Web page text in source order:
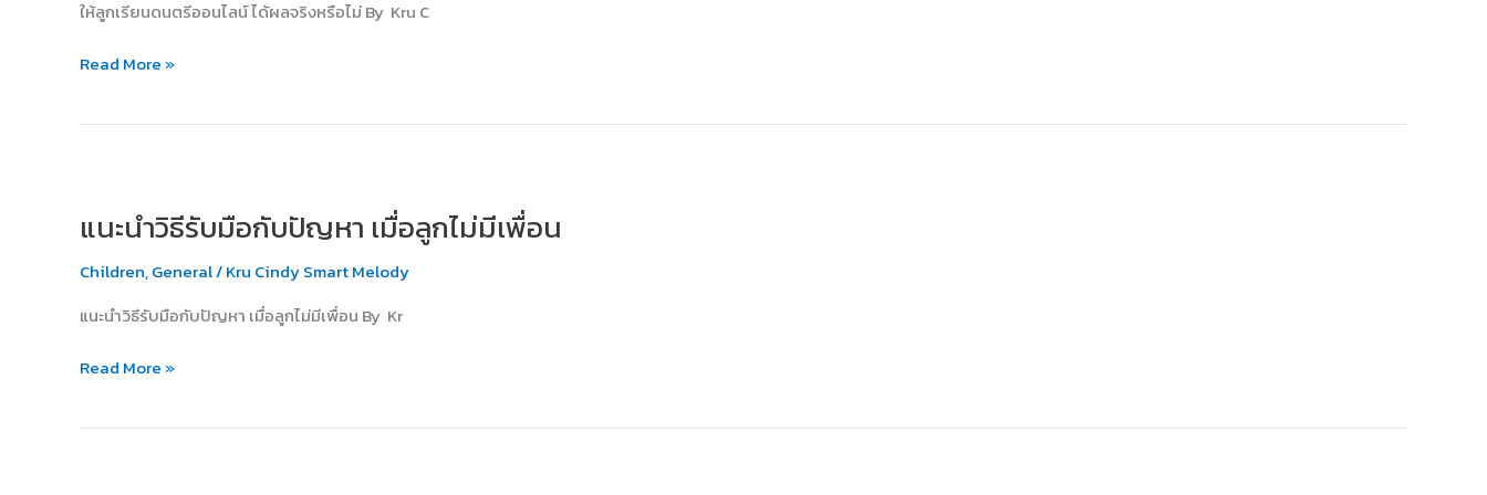
ให้ลูกเรียนดนตรีออนไลน์ ได้ผลจริงหรือไม่ By Kru C
ผล
หรือ
Read More »
แนะนำวิธีรับมือกับปัญหา เมื่อลูกไม่มีเพื่อน
Children,General/Kru Cindy Smart Melody
แนะนำวิธีรับมือกับปัญหา เมื่อลูกไม่มีเพื่อน By Kr
รับมือ
ปัญหา
ลูก
เพื่อน
Read More »